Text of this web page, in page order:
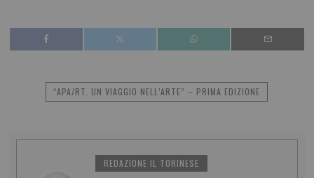
“APA/RT. UN VIAGGIO NELL’ARTE” – PRIMA EDIZIONE
REDAZIONE IL TORINESE